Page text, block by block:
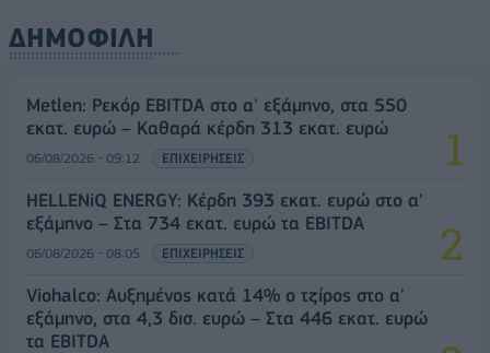
ΔΗΜΟΦΙΛΗ
Metlen: Ρεκόρ EBITDA στο α' εξάμηνο, στα 550
εκατ. ευρώ – Καθαρά κέρδη 313 εκατ. ευρώ
06/08/2026 - 09:12 ΕΠΙΧΕΙΡΗΣΕΙΣ
HELLENiQ ENERGY: Κέρδη 393 εκατ. ευρώ στο α'
εξάμηνο – Στα 734 εκατ. ευρώ τα EBITDA
06/08/2026 - 08:05 ΕΠΙΧΕΙΡΗΣΕΙΣ
Viohalco: Αυξημένος κατά 14% ο τζίρος στο α'
εξάμηνο, στα 4,3 δισ. ευρώ – Στα 446 εκατ. ευρώ
τα EBITDA